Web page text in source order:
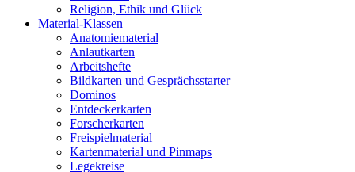
Religion, Ethik und Glück
Material-Klassen
Anatomiematerial
Anlautkarten
Arbeitshefte
Bildkarten und Gesprächsstarter
Dominos
Entdeckerkarten
Forscherkarten
Freispielmaterial
Kartenmaterial und Pinmaps
Legekreise